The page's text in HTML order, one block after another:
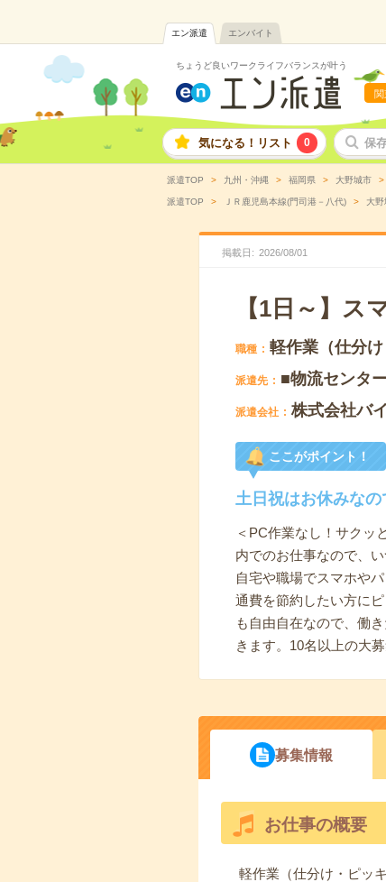
エン派遣 エンバイト
ちょうど良いワークライフバランスが叶う
関
気になる！リスト 0 保
派遣TOP 九州・沖縄 福岡県 大野城市
派遣TOP ＪＲ鹿児島本線(門司港－八代) 大野
掲載日 2026/08/01
【1日～】ス
職種 軽作業（仕分け
派遣先 ■物流センタ
派遣会社 株式会社バ
ここがポイント！
土日祝はお休みな
＜PC作業なし！サクッ
内でのお仕事なので、
自宅や職場でスマホや
通費を節約したい方に
も自由自在なので、働
きます。10名以上の大
募集情報
お仕事の概要
軽作業（仕分け・ピッ